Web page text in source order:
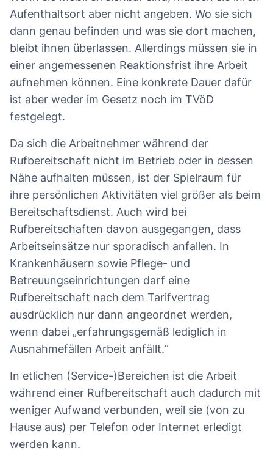
Aufenthaltsort aber nicht angeben. Wo sie sich
dann genau befinden und was sie dort machen,
bleibt ihnen überlassen. Allerdings müssen sie in
einer angemessenen Reaktionsfrist ihre Arbeit
aufnehmen können. Eine konkrete Dauer dafür
ist aber weder im Gesetz noch im TVöD
festgelegt.
Da sich die Arbeitnehmer während der
Rufbereitschaft nicht im Betrieb oder in dessen
Nähe aufhalten müssen, ist der Spielraum für
ihre persönlichen Aktivitäten viel größer als beim
Bereitschaftsdienst. Auch wird bei
Rufbereitschaften davon ausgegangen, dass
Arbeitseinsätze nur sporadisch anfallen. In
Krankenhäusern sowie Pflege- und
Betreuungseinrichtungen darf eine
Rufbereitschaft nach dem Tarifvertrag
ausdrücklich nur dann angeordnet werden,
wenn dabei „erfahrungsgemäß lediglich in
Ausnahmefällen Arbeit anfällt.“
In etlichen (Service-)Bereichen ist die Arbeit
während einer Rufbereitschaft auch dadurch mit
weniger Aufwand verbunden, weil sie (von zu
Hause aus) per Telefon oder Internet erledigt
werden kann.